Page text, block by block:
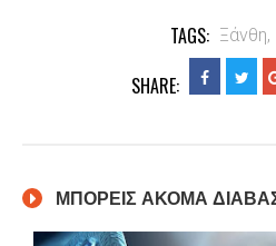
TAGS: Ξάνθη,
SHARE:
ΜΠΟΡΕΙΣ ΑΚΟΜΑ